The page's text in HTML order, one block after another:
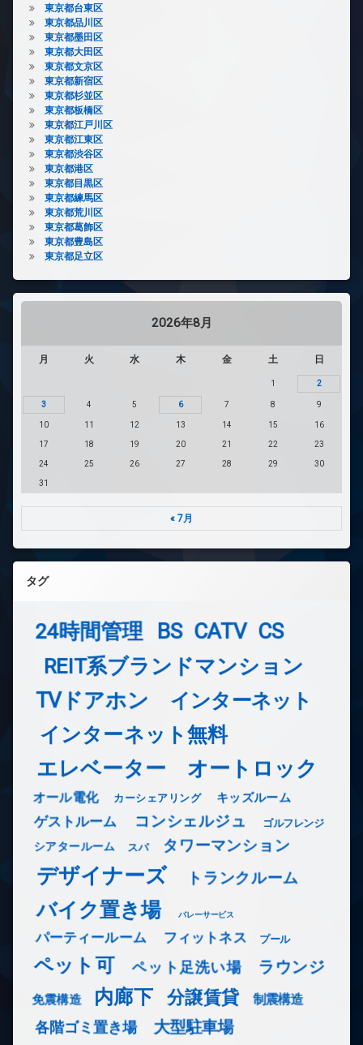
東京都台東区
東京都品川区
東京都墨田区
東京都大田区
東京都文京区
東京都新宿区
東京都杉並区
東京都板橋区
東京都江戸川区
東京都江東区
東京都渋谷区
東京都港区
東京都目黒区
東京都練馬区
東京都荒川区
東京都葛飾区
東京都豊島区
東京都足立区
2026年8月
月 火 水 木 金 土 日
1 2
3 4 5 6 7 8 9
10 11 12 13 14 15 16
17 18 19 20 21 22 23
24 25 26 27 28 29 30
31
« 7月
タグ
24時間管理 BS CATV CS
REIT系ブランドマンション
TVドアホン インターネット
インターネット無料
エレベーター オートロック
オール電化 カーシェアリング キッズルーム
ゲストルーム コンシェルジュ ゴルフレンジ
シアタールーム スパ タワーマンション
デザイナーズ トランクルーム
バイク置き場 バレーサービス
パーティールーム フィットネス プール
ペット可 ペット足洗い場 ラウンジ
免震構造 内廊下 分譲賃貸 制震構造
各階ゴミ置き場 大型駐車場